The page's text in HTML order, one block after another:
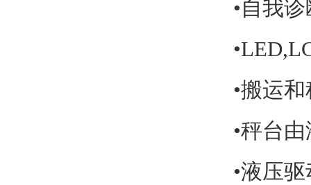
•自我
•搬运
•秤台
•液压